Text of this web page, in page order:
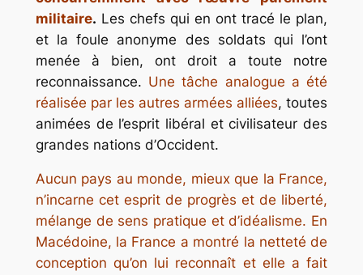
militaire. Les chefs qui en ont tracé le plan,
et la foule anonyme des soldats qui l’ont
menée à bien, ont droit a toute notre
reconnaissance. Une tâche analogue a été
réalisée par les autres armées alliées, toutes
animées de l’esprit libéral et civilisateur des
grandes nations d’Occident.
Aucun pays au monde, mieux que la France,
n’incarne cet esprit de progrès et de liberté,
mélange de sens pratique et d’idéalisme. En
Macédoine, la France a montré la netteté de
conception qu’on lui reconnaît et elle a fait